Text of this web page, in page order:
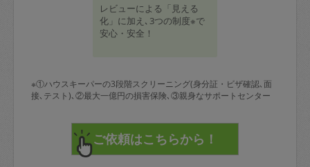
レビューによる「見える
化」に加え､3つの制度※で
安心・安全！
※①ハウスキーパーの3段階スクリーニング(身分証・ビザ確認､面
接､テスト)､②最大一億円の損害保険､③親身なサポートセンター